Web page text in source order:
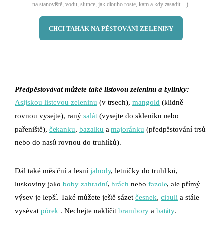
na stanoviště, vodu, slunce, jak dlouho roste, kam a kdy zasadit…).
CHCI TAHÁK NA PĚSTOVÁNÍ ZELENINY
Předpěstovávat můžete také listovou zeleninu a bylinky:
Asijskou listovou zeleninu (v trsech), mangold (klidně
rovnou vysejte), raný salát (vysejte do skleníku nebo
pařeniště), čekanku, bazalku a majoránku (předpěstování trsů
nebo do nasít rovnou do truhlíků).
Dál také měsíční a lesní jahody, letničky do truhlíků,
luskoviny jako boby zahradní, hrách nebo fazole, ale přímý
výsev je lepší. Také můžete ještě sázet česnek, cibuli a stále
vysévat pórek . Nechejte naklíčit brambory a batáty.